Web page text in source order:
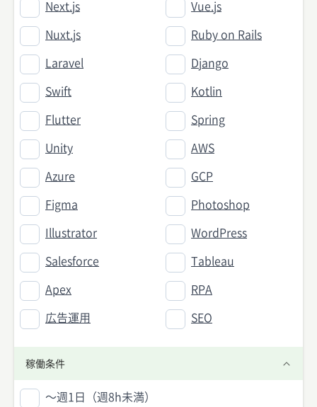
Next.js Vue.js
Nuxt.js Ruby on Rails
Laravel Django
Swift Kotlin
Flutter Spring
Unity AWS
Azure GCP
Figma Photoshop
Illustrator WordPress
Salesforce Tableau
Apex RPA
広告運用 SEO
稼働条件
〜週1日（週8h未満）